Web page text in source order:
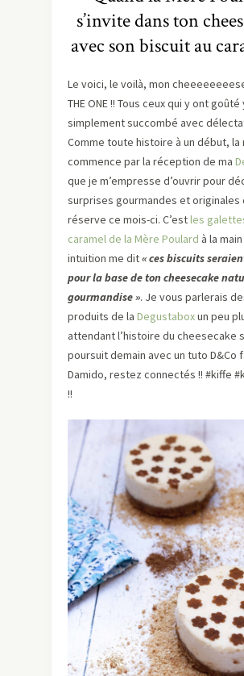
s’invite dans ton
avec son biscuit au
Le voici, le voilà, mon
THE ONE !! Tous ceux qui y ont
simplement succombé avec
Comme toute histoire à un début, la
commence par la réception de ma
que je m’empresse d’ouvrir pour
surprises gourmandes et originales
réserve ce mois-ci. C’estles
caramel de la Mère Poulard à la
intuition me dit« ces biscuits
pour la base de ton cheesecake
gourmandise ». Je vous parlerais
produits de la Degustaboxun peu
attendant l’histoire du cheesecake
poursuit demain avec un tuto D&Co
Damido, restez connectés !! #kiffe
!!